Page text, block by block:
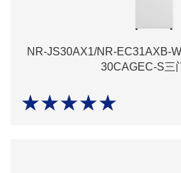
NR-JS30AX1/NR-EC31AXB-
30CAGEC-S三
★★★★★